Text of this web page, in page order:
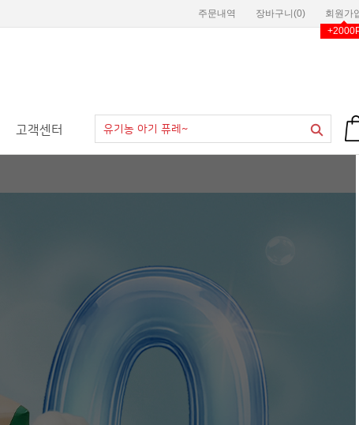
회원가
장바구니(0)
주문내역
고객센터